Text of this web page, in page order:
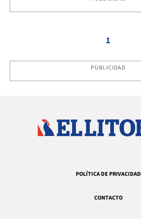
1
PUBLICIDAD
POLÍTICA DE PRIVACIDAD
CONTACTO